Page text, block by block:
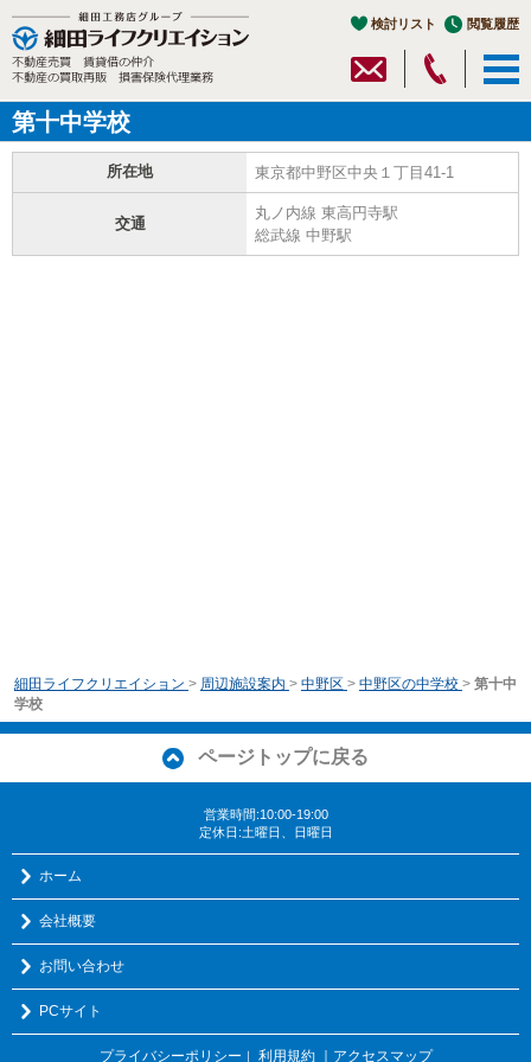
検討リスト 閲覧履歴
第十中学校
所在地 東京都中野区中央１丁目41-1
交通
丸ノ内線 東高円寺駅
総武線 中野駅
細田ライフクリエイション > 周辺施設案内 > 中野区 > 中野区の中学校 > 第十中
学校
ページトップに戻る
営業時間:10:00-19:00
定休日:土曜日、日曜日
ホーム
会社概要
お問い合わせ
PCサイト
プライバシーポリシー ｜ 利用規約 ｜アクセスマップ